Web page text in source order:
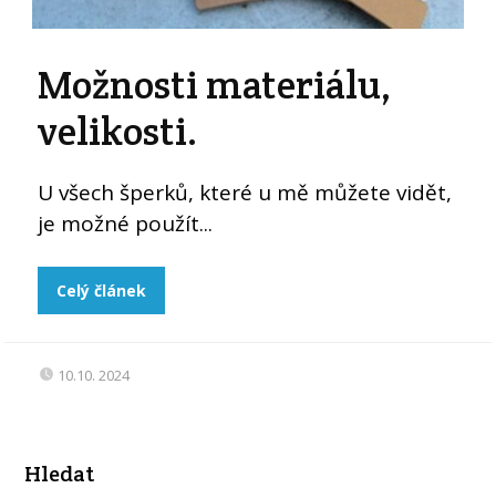
Možnosti materiálu,
velikosti.
U všech šperků, které u mě můžete vidět,
je možné použít...
Celý článek
10.10. 2024
Hledat